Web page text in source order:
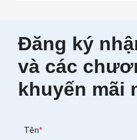
Đăng ký
và các
khuyến mãi
Tên*